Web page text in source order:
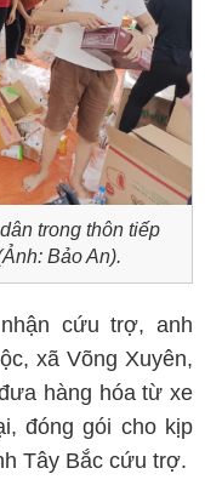
trong thôn tiếp
Bảo An).
cứu trợ, anh
xã Võng Xuyên,
hàng hóa từ xe
đóng gói cho kịp
Tây Bắc cứu trợ.